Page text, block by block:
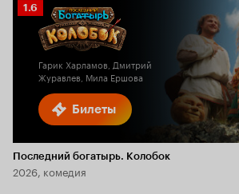
Билеты
Рейтинг
Кинопоиска
1.6
Гарик Харламов, Дмитрий
Журавлев, Мила Ершова
Последний богатырь. Колобок
2026, комедия